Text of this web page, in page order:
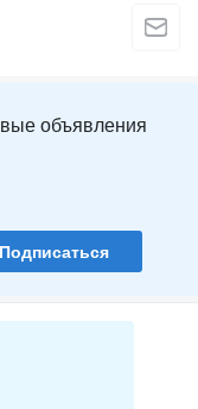
объявления
Подписаться